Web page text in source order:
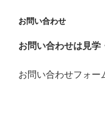
ン
お問い合わせ
お問い合わせは見学
お問い合わせフォー